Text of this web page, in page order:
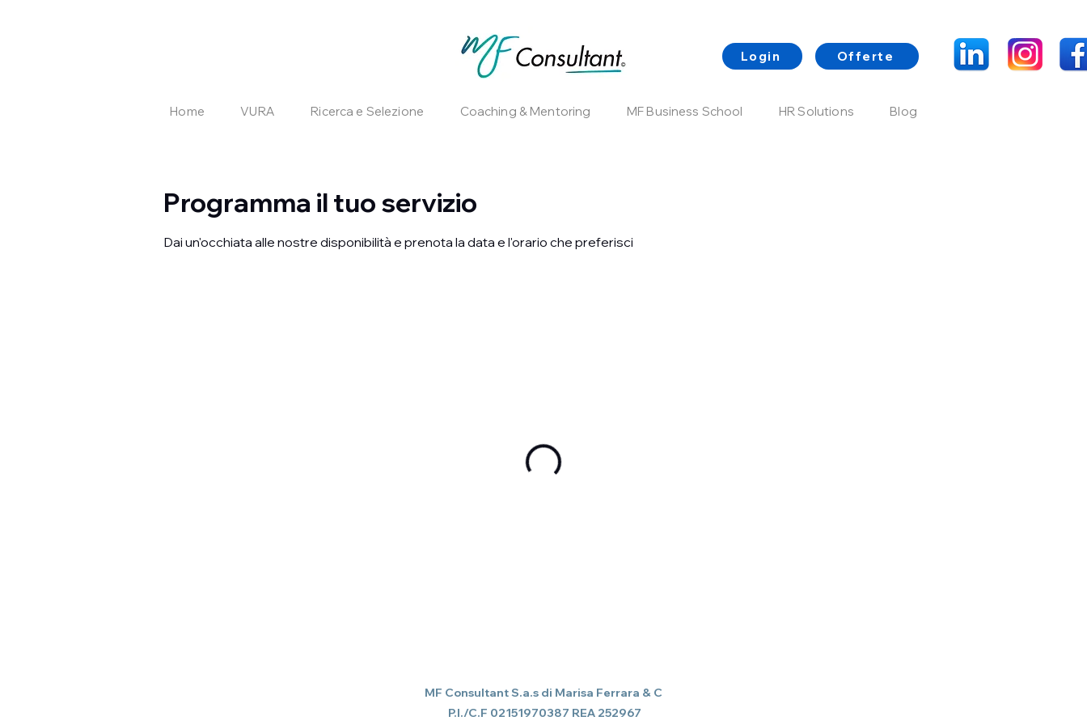
Login Offerte
Home VURA Ricerca e Selezione Coaching & Mentoring MF Business School HR Solutions Blog
Programma il tuo servizio
Dai un'occhiata alle nostre disponibilità e prenota la data e l'orario che preferisci
MF Consultant S.a.s di Marisa Ferrara & C
P.I./C.F 02151970387 REA 252967